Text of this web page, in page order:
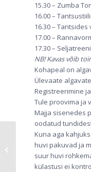
15.30 – Zumba
16.00 –
16.30 –
17.00 –
17.30 –
NB! Kavas võib
Kohapeal on
Ülevaate
Registreerimine
Tule proovima ja
Majja sisenedes
oodatud
Kuna aga
huvi pakuvad ja
suur huvi
külastusi ei
Zumba Toning
Ka teised
algama...